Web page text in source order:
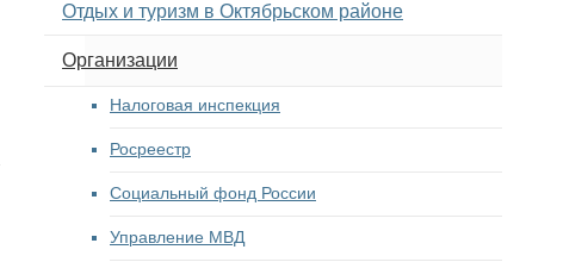
Отдых и туризм в Октябрьском районе
Организации
Налоговая инспекция
Росреестр
Социальный фонд России
Управление МВД